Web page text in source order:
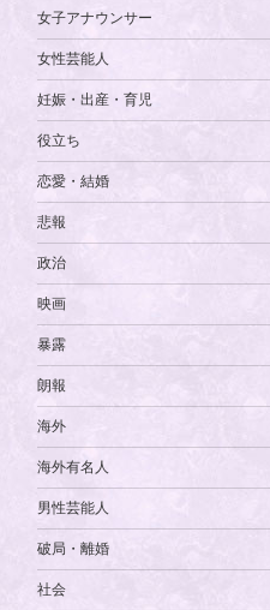
女子アナウンサー
女性芸能人
妊娠・出産・育児
役立ち
恋愛・結婚
悲報
政治
映画
暴露
朗報
海外
海外有名人
男性芸能人
破局・離婚
社会